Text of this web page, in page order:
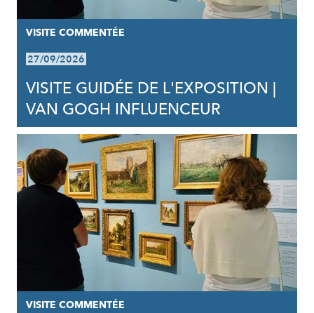
VISITE COMMENTÉE
27/09/2026
VISITE GUIDÉE DE L'EXPOSITION |
VAN GOGH INFLUENCEUR
VISITE COMMENTÉE